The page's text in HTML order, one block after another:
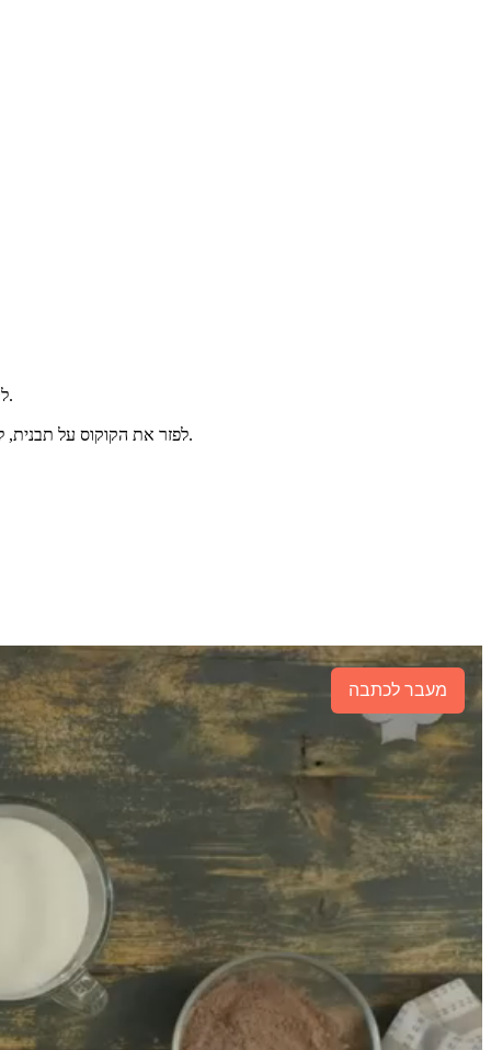
לקלף, לגרד על מגרדת גסה, להוסיף את הסוכר והקינמון ולבשל על להבה נמוכה במשך כ- 20 דקות (לבחוש מדי פעם כדי שהתערובת לא תיחרך).
לפזר את הקוקוס על תבנית, להעביר את עיסת החבושים על הקוקוס, לשטח, ליישר ולפזר מעל את הקוקוס הנותר. להדק בעדינות ולשמור במקרר למשך לילה עד להתייצבות.
מעבר לכתבה